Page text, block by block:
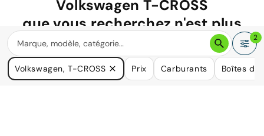
Volkswagen T-CROSS
que vous recherchez n'est plus
disponible.
Nous avons de nombreuses voitures qui pourraient répondre
à vos besoins.
2
Volkswagen, T-CROSS Prix Carburants Boîtes de